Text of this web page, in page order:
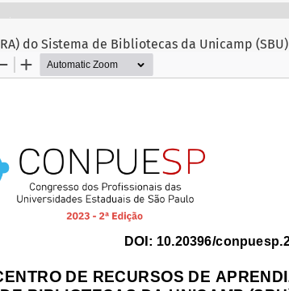
do Sistema de Bibliotecas da Unicamp (SBU)